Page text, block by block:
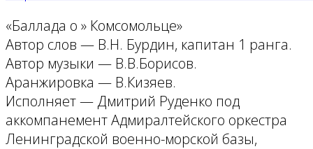
«Баллада о » Комсомольце»
Автор слов — В.Н. Бурдин, капитан 1 ранга.
Автор музыки — В.В.Борисов.
Аранжировка — В.Кизяев.
Исполняет — Дмитрий Руденко под
аккомпанемент Адмиралтейского оркестра
Ленинградской военно-морской базы,